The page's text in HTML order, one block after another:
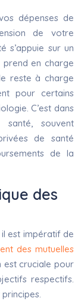
dépenses de
de votre
s’appuie sur un
en charge
reste à charge
pour certains
C’est dans
santé, souvent
de santé
de la
des
est impératif de
des mutuelles
est cruciale pour
respectifs.